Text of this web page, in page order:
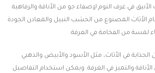
في غرف النوم لإضفاء جو من الأناقة والرفاهية
الأثاث المصنوع من الخشب النبيل والمعادن الجودة
لمسة من الفخامة في الغرفة.
الجذابة في الأثاث، مثل الأسود والأبيض والذهبي
والتميز في الغرفة. ويمكن استخدام التفاصيل